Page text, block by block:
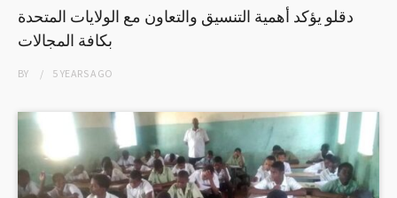
دقلو يؤكد أهمية التنسيق والتعاون مع الولايات المتحدة
بكافة المجالات
BY 5 YEARSAGO